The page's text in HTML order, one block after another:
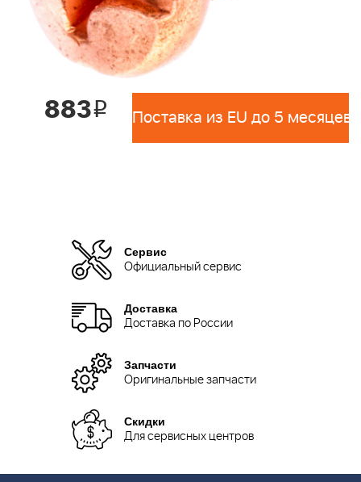
883i Поставка из EU до 5 месяцев
Сервис
Официальный сервис
Доставка
Доставка по России
Запчасти
Оригинальные запчасти
Скидки
Для сервисных центров